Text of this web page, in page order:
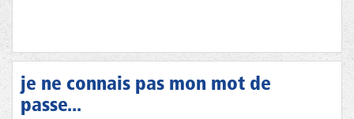
je ne connais pas mon mot de
passe...